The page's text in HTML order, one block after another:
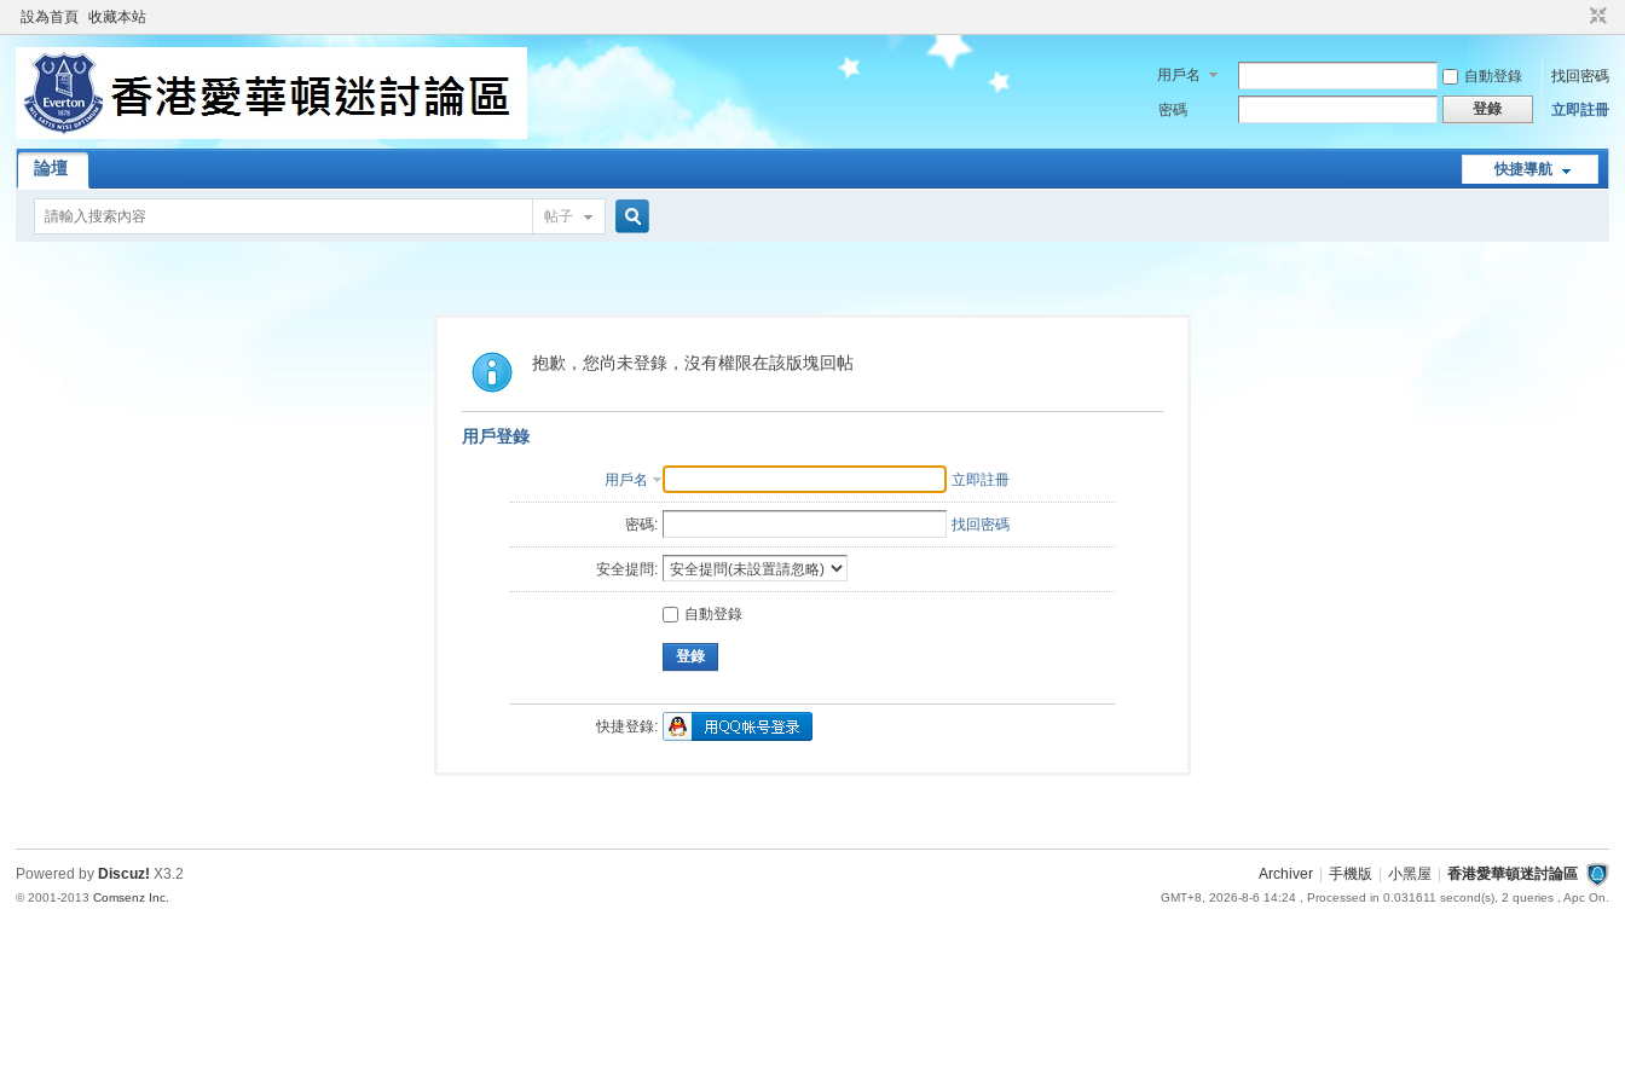
設為首頁 收藏本站
用戶名 自動登錄
找回密碼
密碼
登錄 立即註冊
快捷導航
論壇
帖子
索
抱歉，您尚未登錄，沒有權限在該版塊回帖
用戶登錄
用戶名 立即註冊
密碼: 找回密碼
安全提問:
自動登錄
登錄
快捷登錄:
Archiver 手機版 小黑屋 香港愛華頓迷討論區
GMT+8, 2026-8-6 14:24, Processed in 0.031611 second(s), 2 queries , Apc On.
Powered by Discuz! X3.2
© 2001-2013Comsenz Inc.